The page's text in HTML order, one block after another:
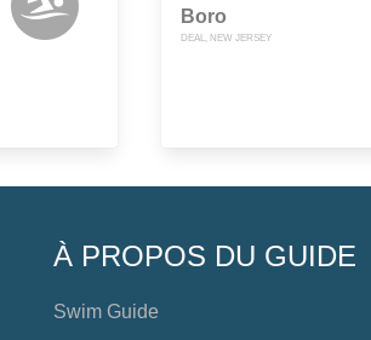
Boro
DEAL, NEW JERSEY
À PROPOS DU GUIDE
Swim Guide